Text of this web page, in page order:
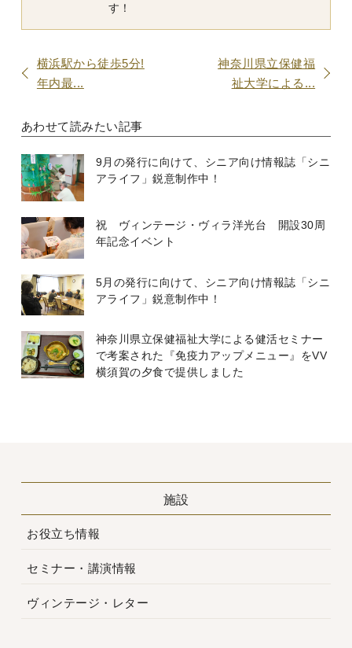
す！
横浜駅から徒歩5分!
年内最...
神奈川県立保健福
祉大学による...
あわせて読みたい記事
9月の発行に向けて、シニア向け情報誌「シニ
アライフ」鋭意制作中！
祝 ヴィンテージ・ヴィラ洋光台 開設30周
年記念イベント
5月の発行に向けて、シニア向け情報誌「シニ
アライフ」鋭意制作中！
神奈川県立保健福祉大学による健活セミナー
で考案された『免疫力アップメニュー』をVV
横須賀の夕食で提供しました
施設
お役立ち情報
セミナー・講演情報
ヴィンテージ・レター